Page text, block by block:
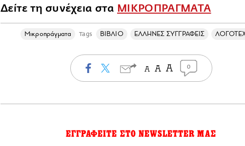
Δείτε τη συνέχεια στα ΜΙΚΡΟΠΡΑΓΜΑΤΑ
Mικροπράγματα Tags ΒΙΒΛΙΟ ΕΛΛΗΝΕΣ ΣΥΓΓΡΑΦΕΙΣ
0
ΕΓΓΡΑΦΕΙΤΕ ΣΤΟ NEWSLETTER ΜΑΣ